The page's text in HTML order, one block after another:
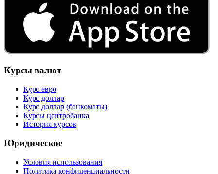
Курсы валют
Курс евро
Курс доллар
Курс доллар (банкоматы)
Курсы центробанка
История курсов
Юридическое
Условия использования
Политика конфиденциальности